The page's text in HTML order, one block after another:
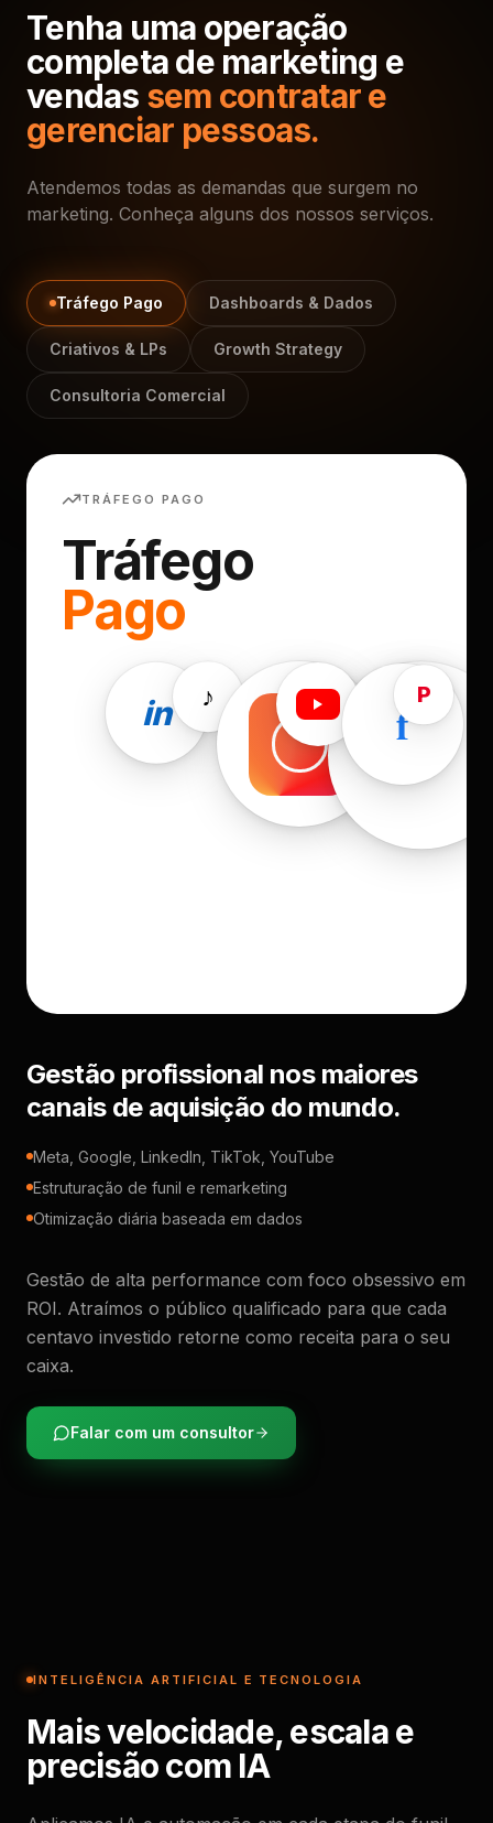
Tenha uma operação
completa de marketing e
vendas sem contratar e
gerenciar pessoas.
Atendemos todas as demandas que surgem no
marketing. Conheça alguns dos nossos serviços.
Tráfego Pago Dashboards & Dados
Criativos & LPs Growth Strategy
Consultoria Comercial
TRÁFEGO PAGO
Tráfego
Pago
in ♪ f
P
Gestão profissional nos maiores
canais de aquisição do mundo.
Meta, Google, LinkedIn, TikTok, YouTube
Estruturação de funil e remarketing
Otimização diária baseada em dados
Gestão de alta performance com foco obsessivo em
ROI. Atraímos o público qualificado para que cada
centavo investido retorne como receita para o seu
caixa.
Falar com um consultor
INTELIGÊNCIA ARTIFICIAL E TECNOLOGIA
Mais velocidade, escala e
precisão com IA